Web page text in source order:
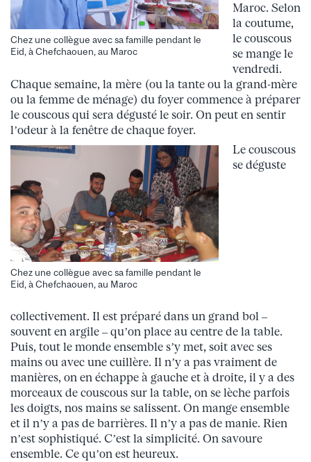
Chez une collègue avec sa famille pendant le
Eid, à Chefchaouen, au Maroc
Maroc. Selon
la coutume,
le couscous
se mange le
vendredi.
Chaque semaine, la mère (ou la tante ou la grand-mère
ou la femme de ménage) du foyer commence à préparer
le couscous qui sera dégusté le soir. On peut en sentir
l’odeur à la fenêtre de chaque foyer.
Chez une collègue avec sa famille pendant le
Eid, à Chefchaouen, au Maroc
Le couscous
se déguste
collectivement. Il est préparé dans un grand bol –
souvent en argile – qu’on place au centre de la table.
Puis, tout le monde ensemble s’y met, soit avec ses
mains ou avec une cuillère. Il n’y a pas vraiment de
manières, on en échappe à gauche et à droite, il y a des
morceaux de couscous sur la table, on se lèche parfois
les doigts, nos mains se salissent. On mange ensemble
et il n’y a pas de barrières. Il n’y a pas de manie. Rien
n’est sophistiqué. C’est la simplicité. On savoure
ensemble. Ce qu’on est heureux.